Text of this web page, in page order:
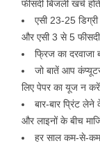
फीसदी बिजली खर्च
एसी 23-25
और एसी 3 से 5
फ्रिज का
जो बातें आप
लिए पेपर का यूज न
बार-बार प्रिंट
और लाइनों के बीच
हर साल कम-से-कम